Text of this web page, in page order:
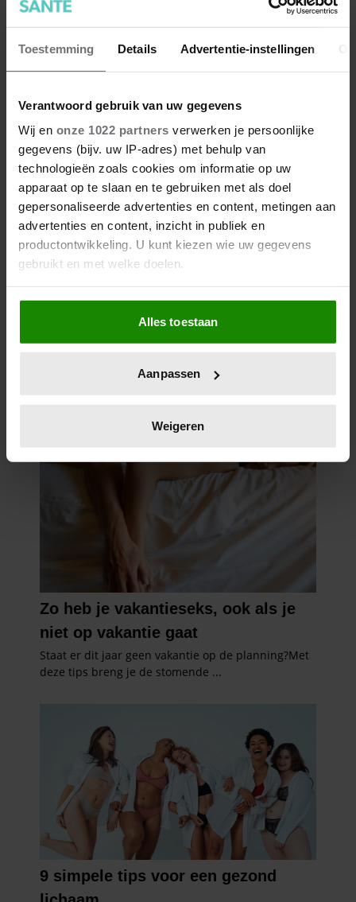
Toestemming Details Advertentie-instellingen
Verantwoord gebruik van uw gegevens
Wij en onze 1022 partners verwerken je persoonlijke
gegevens (bijv. uw IP-adres) met behulp van
technologieën zoals cookies om informatie op uw
apparaat op te slaan en te gebruiken met als doel
gepersonaliseerde advertenties en content, metingen aan
advertenties en content, inzicht in publiek en
productontwikkeling. U kunt kiezen wie uw gegevens
gebruikt en met welke doelen.
Als u het toestaat, willen we ook graag:
Informatie verzamelen over uw geografische
locatie, die tot een paar meter nauwkeurig kan zijn
scannen op specifieke eigenschappen (fingerprinting)
verwerkt en stel uw voorkeuren in het
intrekken in de Cookieverklaring.
We gebruiken cookies om content en advertenties te
personaliseren, om functies voor social media te bieden
en om ons websiteverkeer te analyseren. Ook delen we
partners voor social media, adverteren en analyse. Deze
partners kunnen deze gegevens combineren met andere
informatie die u aan ze heeft verstrekt of die ze hebben
verzameld op basis van uw gebruik van hun services. U
gaat akkoord met onze cookies als u onze website blijft
gebruiken.
Alles toestaan
Aanpassen
Weigeren